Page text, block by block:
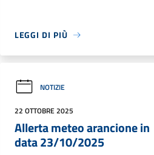
LEGGI DI PIÙ
NOTIZIE
22 OTTOBRE 2025
Allerta meteo arancione in
data 23/10/2025